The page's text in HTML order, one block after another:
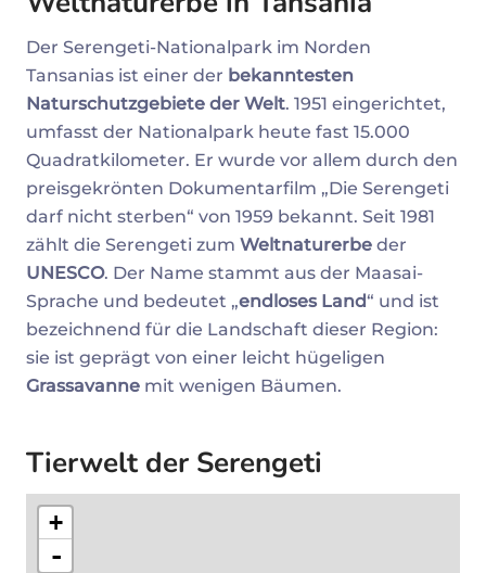
Der Serengeti-Nationalpark im Norden
Tansanias ist einer der bekanntesten
Naturschutzgebiete der Welt. 1951 eingerichtet,
umfasst der Nationalpark heute fast 15.000
Quadratkilometer. Er wurde vor allem durch den
preisgekrönten Dokumentarfilm „Die Serengeti
darf nicht sterben“ von 1959 bekannt. Seit 1981
zählt die Serengeti zum Weltnaturerbe der
UNESCO. Der Name stammt aus der Maasai-
Sprache und bedeutet „endloses Land“ und ist
bezeichnend für die Landschaft dieser Region:
sie ist geprägt von einer leicht hügeligen
Grassavanne mit wenigen Bäumen.
Tierwelt der Serengeti
+
-